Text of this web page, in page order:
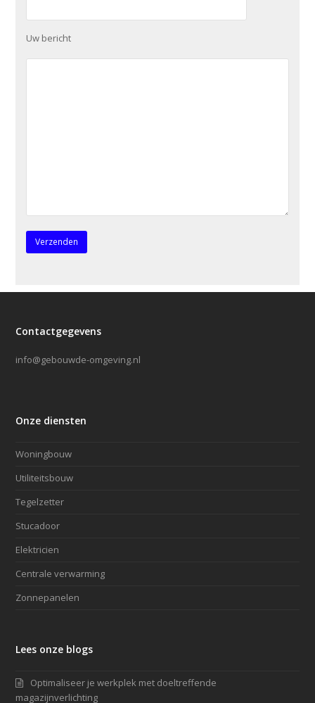
Uw bericht
Contactgegevens
info@gebouwde-omgeving.nl
Onze diensten
Woningbouw
Utiliteitsbouw
Tegelzetter
Stucadoor
Elektricien
Centrale verwarming
Zonnepanelen
Lees onze blogs
Optimaliseer je werkplek met doeltreffende
magazijnverlichting